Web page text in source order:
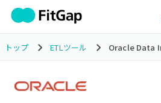
トップ ETLツール Oracle Data